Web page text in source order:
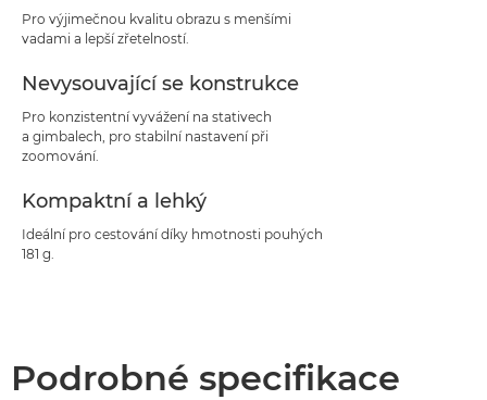
Pro výjimečnou kvalitu obrazu s menšími
vadami a lepší zřetelností.
Nevysouvající se konstrukce
Pro konzistentní vyvážení na stativech
a gimbalech, pro stabilní nastavení při
zoomování.
Kompaktní a lehký
Ideální pro cestování díky hmotnosti pouhých
181 g.
Podrobné specifikace